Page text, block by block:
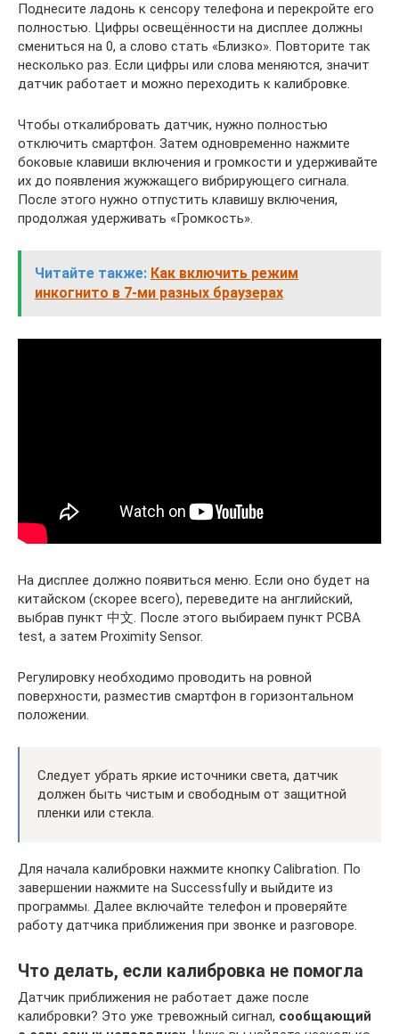
Поднесите ладонь к сенсору телефона и перекройте его
полностью. Цифры освещённости на дисплее должны
смениться на 0, а слово стать «Близко». Повторите так
несколько раз. Если цифры или слова меняются, значит
датчик работает и можно переходить к калибровке.
Чтобы откалибровать датчик, нужно полностью
отключить смартфон. Затем одновременно нажмите
боковые клавиши включения и громкости и удерживайте
их до появления жужжащего вибрирующего сигнала.
После этого нужно отпустить клавишу включения,
продолжая удерживать «Громкость».
Читайте также: Как включить режим
инкогнито в 7-ми разных браузерах
На дисплее должно появиться меню. Если оно будет на
китайском (скорее всего), переведите на английский,
выбрав пункт 中文. После этого выбираем пункт PCBA
test, а затем Proximity Sensor.
Регулировку необходимо проводить на ровной
поверхности, разместив смартфон в горизонтальном
положении.
Следует убрать яркие источники света, датчик
должен быть чистым и свободным от защитной
пленки или стекла.
Для начала калибровки нажмите кнопку Calibration. По
завершении нажмите на Successfully и выйдите из
программы. Далее включайте телефон и проверяйте
работу датчика приближения при звонке и разговоре.
Что делать, если калибровка не помогла
Датчик приближения не работает даже после
калибровки? Это уже тревожный сигнал, сообщающий